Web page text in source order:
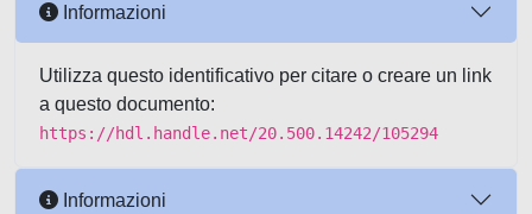
Informazioni
Utilizza questo identificativo per citare o creare un link
a questo documento:
https://hdl.handle.net/20.500.14242/105294
Informazioni